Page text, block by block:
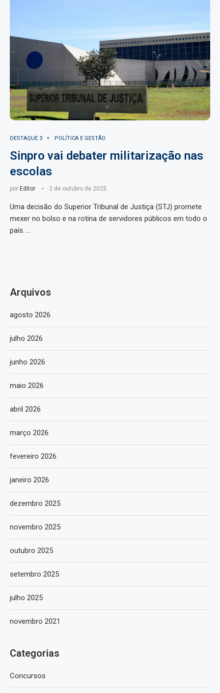
DESTAQUE 3 POLÍTICA E GESTÃO
Sinpro vai debater militarização nas
escolas
por Editor 2 de outubro de 2025
Uma decisão do Superior Tribunal de Justiça (STJ) promete
mexer no bolso e na rotina de servidores públicos em todo o
país. …
Arquivos
agosto 2026
julho 2026
junho 2026
maio 2026
abril 2026
março 2026
fevereiro 2026
janeiro 2026
dezembro 2025
novembro 2025
outubro 2025
setembro 2025
julho 2025
novembro 2021
Categorias
Concursos